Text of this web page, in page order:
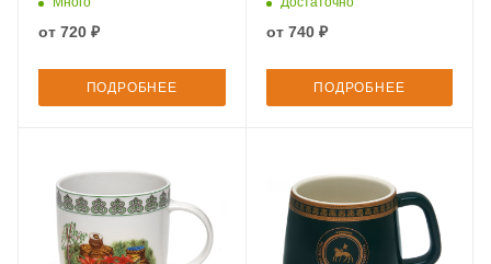
от 720 ₽
ПОДРОБНЕЕ
от 740 ₽
ПОДРОБНЕЕ